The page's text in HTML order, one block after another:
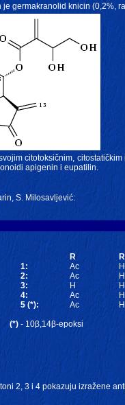
germakranolid knicin (0,2%,
citotoksičnim,
apigenin i eupatilin.
S. Milosavljević:
R
R
1: Ac H
2:
Ac H
3:
H H
4:
Ac H
5 (*):
Ac H
(*) - 10β,14β-epoksi
2, 3 i 4 pokazuju izražene